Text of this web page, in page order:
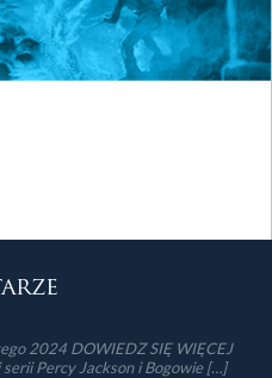
2024 DOWIEDZ SIĘ WIĘCEJ
Percy Jackson i Bogowie […]